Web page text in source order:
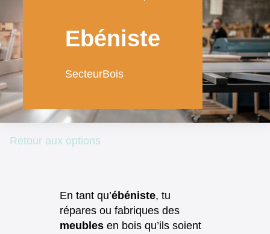
contenu
Ebéniste
SecteurBois
Retour aux options
En tant qu’ébéniste, tu
répares ou fabriques des
meubles en bois qu’ils soient